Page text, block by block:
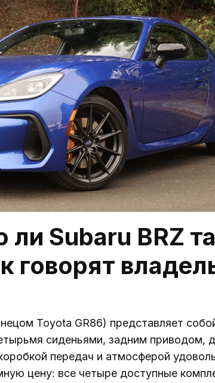
Subaru BRZ
говорят
Toyota GR86) представляет
сиденьями, задним приводом,
передач и атмосферой
цену: все четыре доступные